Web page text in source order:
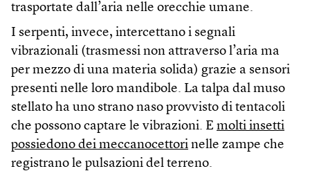
trasportate dall’aria nelle orecchie umane.
I serpenti, invece, intercettano i segnali
vibrazionali (trasmessi non attraverso l’aria ma
per mezzo di una materia solida) grazie a sensori
presenti nelle loro mandibole. La talpa dal muso
stellato ha uno strano naso provvisto di tentacoli
che possono captare le vibrazioni. E molti insetti
possiedono dei meccanocettori nelle zampe che
registrano le pulsazioni del terreno.